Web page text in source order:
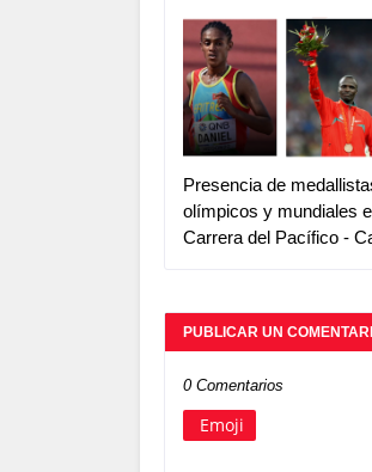
Presencia de
olímpicos y mundiales
Carrera del Pacífico -
PUBLICAR UN
0 Comentarios
Emoji